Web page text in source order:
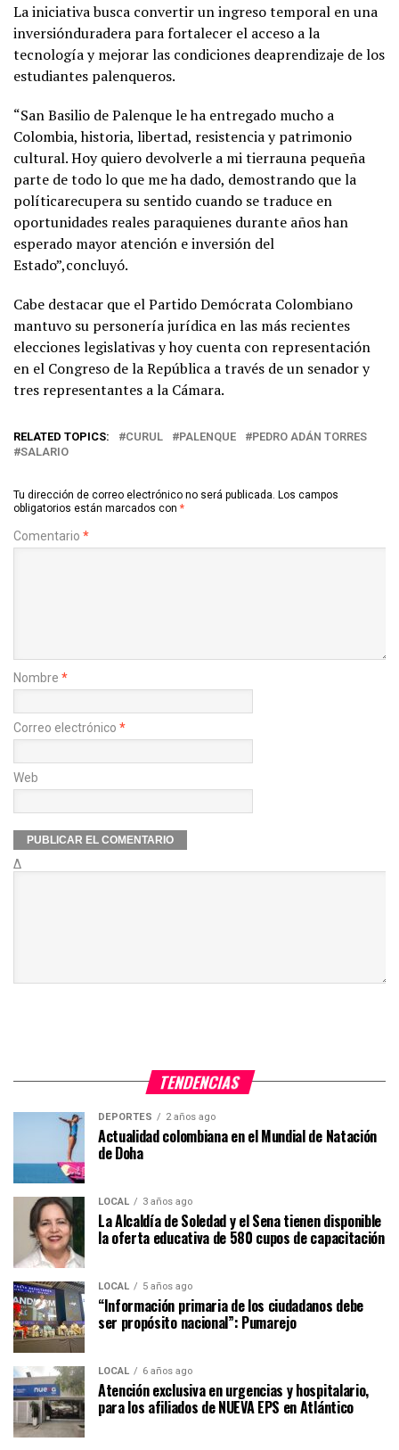
La iniciativa busca convertir un ingreso temporal en una
inversiónduradera para fortalecer el acceso a la
tecnología y mejorar las condiciones deaprendizaje de los
estudiantes palenqueros.
“San Basilio de Palenque le ha entregado mucho a
Colombia, historia, libertad, resistencia y patrimonio
cultural. Hoy quiero devolverle a mi tierrauna pequeña
parte de todo lo que me ha dado, demostrando que la
políticarecupera su sentido cuando se traduce en
oportunidades reales paraquienes durante años han
esperado mayor atención e inversión del
Estado”,concluyó.
Cabe destacar que el Partido Demócrata Colombiano
mantuvo su personería jurídica en las más recientes
elecciones legislativas y hoy cuenta con representación
en el Congreso de la República a través de un senador y
tres representantes a la Cámara.
RELATED TOPICS: CURUL PALENQUE
PEDRO ADÁN TORRES
SALARIO
Tu dirección de correo electrónico no será publicada. Los campos
obligatorios están marcados con *
Comentario *
Nombre *
Correo electrónico *
Web
Δ
TENDENCIAS
DEPORTES 2 años ago
Actualidad colombiana en el Mundial de Natación
de Doha
LOCAL 3 años ago
La Alcaldía de Soledad y el Sena tienen disponible
la oferta educativa de 580 cupos de capacitación
LOCAL 5 años ago
“Información primaria de los ciudadanos debe
ser propósito nacional”: Pumarejo
LOCAL 6 años ago
Atención exclusiva en urgencias y hospitalario,
para los afiliados de NUEVA EPS en Atlántico